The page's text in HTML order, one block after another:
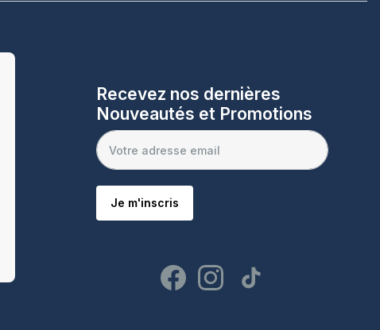
Recevez nos dernières
Nouveautés et Promotions
Je m'inscris